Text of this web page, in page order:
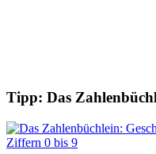
Tipp: Das